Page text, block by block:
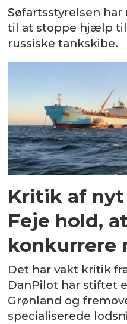
Søfartsstyrelsen
til at stoppe hjælp
russiske tankskibe.
Kritik af nyt
Feje hold,
konkurrere
Det har vakt kritik
DanPilot har stiftet
Grønland og
specialiserede